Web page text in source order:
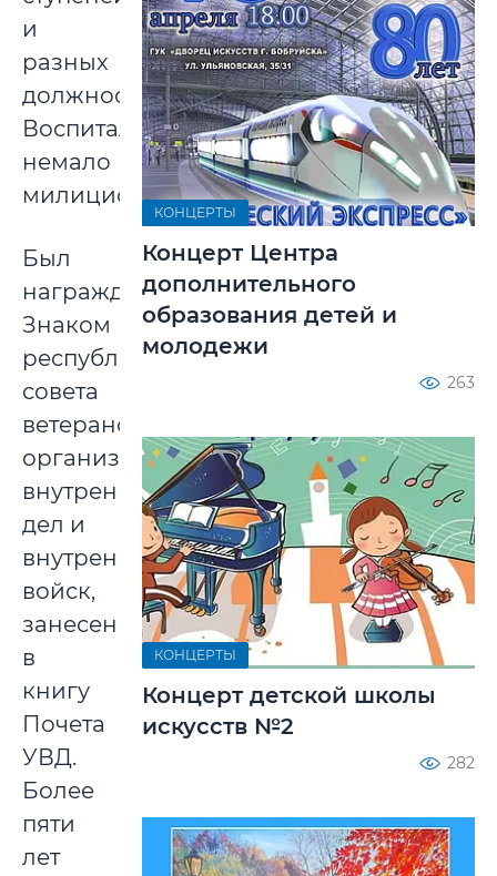
и
разных
должностей.
Воспитал
немало
милиционеров.
Был
награжден
Знаком
республиканского
совета
ветеранской
организации
внутренних
дел и
внутренних
войск,
занесен
в
книгу
Почета
УВД.
Более
пяти
лет
КОНЦЕРТЫ
Концерт Центра
дополнительного
образования детей и
молодежи
263
КОНЦЕРТЫ
Концерт детской школы
искусств №2
282